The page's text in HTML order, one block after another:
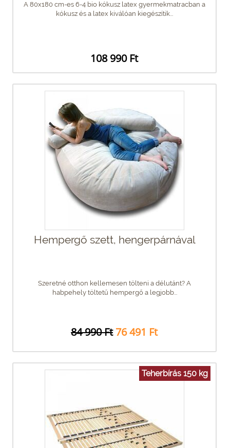
A 80x180 cm-es 6-4 bio kókusz latex gyermekmatracban a
kókusz és a latex kiválóan kiegészítik...
108 990 Ft
Hempergő szett, hengerpárnával
Szeretné otthon kellemesen tölteni a délutánt? A
habpehely töltetű hempergő a legjobb...
84 990 Ft 76 491 Ft
Teherbírás 150 kg